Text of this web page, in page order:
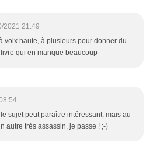
2021 21:49
voix haute, à plusieurs pour donner du
qui en manque beaucoup
sujet peut paraître intéressant, mais au
autre très assassin, je passe ! ;-)